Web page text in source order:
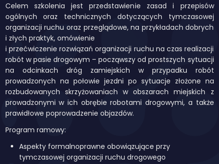
Celem szkolenia jest przedstawienie zasad i przepisów
ogólnych oraz technicznych dotyczących tymczasowej
organizacji ruchu oraz przeglądowe, na przykładach dobrych
i złych praktyk, omówienie
i przećwiczenie rozwiązań organizacji ruchu na czas realizacji
robót w pasie drogowym – począwszy od prostszych sytuacji
na odcinkach dróg zamiejskich w przypadku robót
prowadzonych na połowie jezdni po sytuacje złożone na
rozbudowanych skrzyżowaniach w obszarach miejskich z
prowadzonymi w ich obrębie robotami drogowymi, a także
prawidłowe poprowadzenie objazdów.
Program ramowy:
Aspekty formalnoprawne obowiązujące przy
tymczasowej organizacji ruchu drogowego